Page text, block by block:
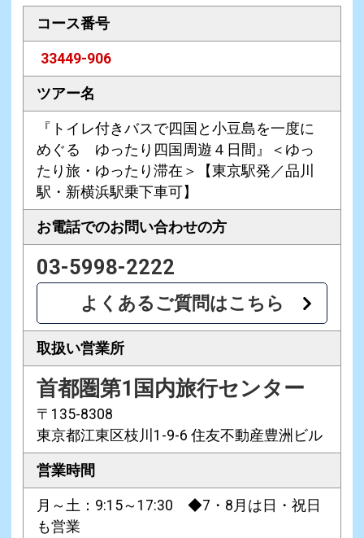
コース番号
33449-906
ツアー名
『トイレ付きバスで四国と小豆島を一度に
めぐる ゆったり四国周遊４日間』＜ゆっ
たり旅・ゆったり滞在＞【東京駅発／品川
駅・新横浜駅乗下車可】
お電話でのお問い合わせの方
03-5998-2222
よくあるご質問はこちら
取扱い営業所
首都圏第1国内旅行センター
〒135-8308
東京都江東区枝川1-9-6 住友不動産豊洲ビル
営業時間
月～土：9:15～17:30 ◆7・8月は日・祝日
も営業